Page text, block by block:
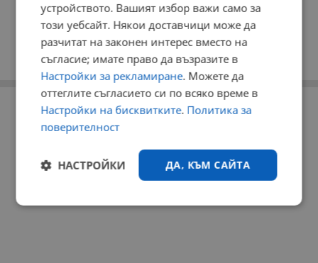
устройството. Вашият избор важи само за
този уебсайт. Някои доставчици може да
разчитат на законен интерес вместо на
съгласие; имате право да възразите в
Настройки за рекламиране. Можете да
оттеглите съгласието си по всяко време в
Настройки на бисквитките. Политика за
поверителност
ДА, КЪМ САЙТА
НАСТРОЙКИ
Строго
Ефективност